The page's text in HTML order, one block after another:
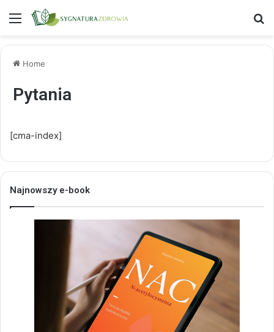
Menu
Home
Pytania
[cma-index]
Najnowszy e-book